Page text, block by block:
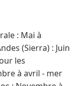
: Mai à
(Sierra) : Juin
les
à avril - mer